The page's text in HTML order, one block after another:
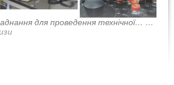
для проведення технічної… …